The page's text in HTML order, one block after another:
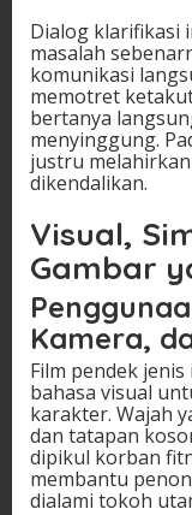
Dialog klarifikasi
masalah
komunikasi
memotret
bertanya
menyinggung.
justru
dikendalikan.
Visual,
Gambar
Kamera,
Film pendek
bahasa visual
karakter. Wajah
dan tatapan
dipikul korban
membantu
dialami tokoh